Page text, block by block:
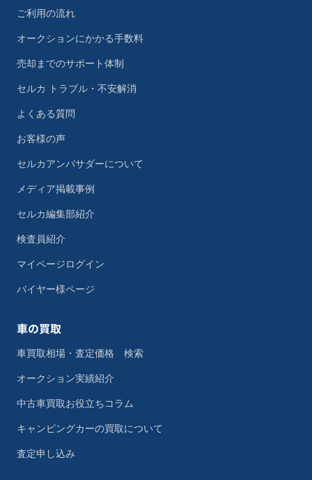
ご利用の流れ
オークションにかかる手数料
売却までのサポート体制
セルカ トラブル・不安解消
よくある質問
お客様の声
セルカアンバサダーについて
メディア掲載事例
セルカ編集部紹介
検査員紹介
マイページログイン
バイヤー様ページ
車の買取
車買取相場・査定価格 検索
オークション実績紹介
中古車買取お役立ちコラム
キャンピングカーの買取について
査定申し込み